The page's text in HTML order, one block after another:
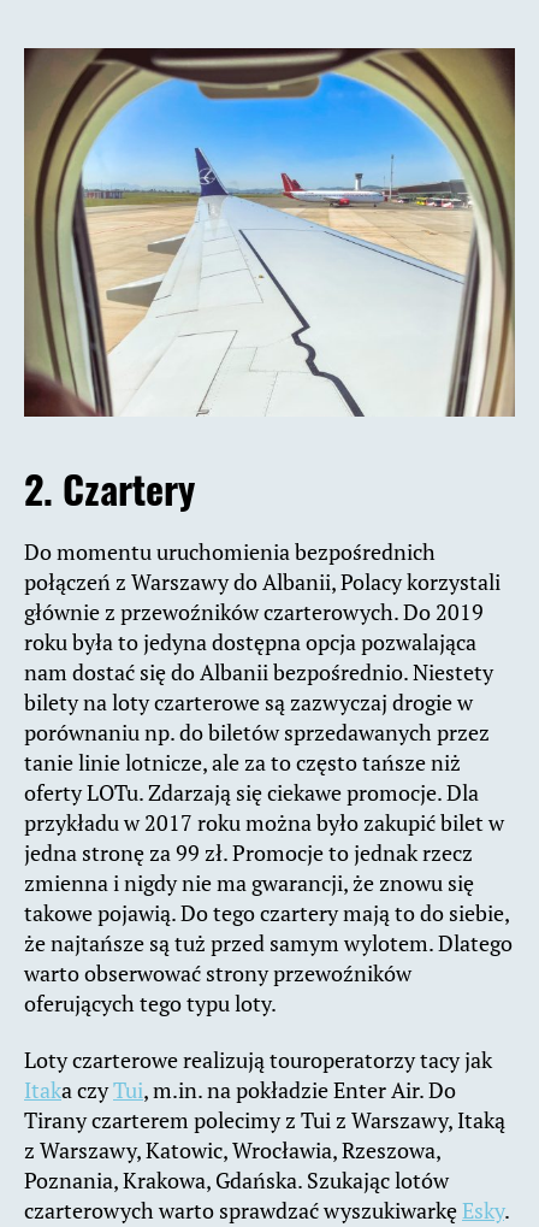
2. Czartery
Do momentu uruchomienia bezpośrednich
połączeń z Warszawy do Albanii, Polacy korzystali
głównie z przewoźników czarterowych. Do 2019
roku była to jedyna dostępna opcja pozwalająca
nam dostać się do Albanii bezpośrednio. Niestety
bilety na loty czarterowe są zazwyczaj drogie w
porównaniu np. do biletów sprzedawanych przez
tanie linie lotnicze, ale za to często tańsze niż
oferty LOTu. Zdarzają się ciekawe promocje. Dla
przykładu w 2017 roku można było zakupić bilet w
jedna stronę za 99 zł. Promocje to jednak rzecz
zmienna i nigdy nie ma gwarancji, że znowu się
takowe pojawią. Do tego czartery mają to do siebie,
że najtańsze są tuż przed samym wylotem. Dlatego
warto obserwować strony przewoźników
oferujących tego typu loty.
Loty czarterowe realizują touroperatorzy tacy jak
Itaka czyTui, m.in. na pokładzie Enter Air. Do
Tirany czarterem polecimy z Tui z Warszawy, Itaką
z Warszawy, Katowic, Wrocławia, Rzeszowa,
Poznania, Krakowa, Gdańska. Szukając lotów
czarterowych warto sprawdzać wyszukiwarkęEsky.